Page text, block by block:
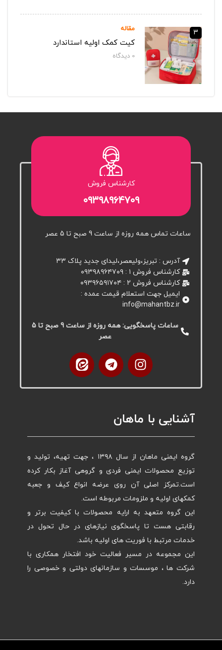
3 مقاله
کیت کمک اولیه استاندارد
0دیدگاه‌
کارشناس فروش
۰۹۳۹۸۹۶۴۷۰۹
ساعات تماس همه روزه از ساعت 9 صبح تا 5 عصر
آدرس : تبریز،ولیعصر،لیدای جدید پلاک ۳۳
کارشناس فروش ۱ : ۰۹۳۹۸۹۶۴۷۰۹
کارشناس فروش 2 : ۰۹۳۹۶۵۹۱۷۰۴
ایمیل جهت استعلام قیمت عمده :
info@mahantbz.ir
ساعات پاسخگویی: همه روزه از ساعت 9 صبح تا 5
عصر
آشنایی با ماهان
گروه ایمنی ماهان از سال ۱۳۹۸ ، جهت تهیه، تولید و
توزیع محصولات ایمنی فردی و گروهی آغاز بکار کرده
است.تمرکز اصلی آن روی عرضه انواع کیف و جعبه
کمکهای اولیه و ملزومات مربوطه است.
این گروه متعهد به ارایه محصولات با کیفیت برتر و
رقابتی هست تا پاسخگوی نیازهای در حال تحول در
خدمات مرتبط با فوریت های اولیه باشد.
این مجموعه در مسیر فعالیت خود افتخار همکاری با
شرکت ها ، موسسات و سازمانهای دولتی و خصوصی را
دارد.